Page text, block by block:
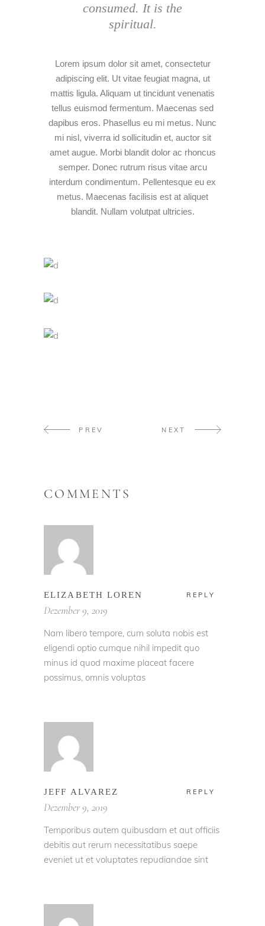
consumed. It is the
spiritual.
Lorem ipsum dolor sit amet, consectetur
adipiscing elit. Ut vitae feugiat magna, ut
mattis ligula. Aliquam ut tincidunt venenatis
tellus euismod fermentum. Maecenas sed
dapibus eros. Phasellus eu mi metus. Nunc
mi nisl, viverra id sollicitudin et, auctor sit
amet augue. Morbi blandit dolor ac rhoncus
semper. Donec rutrum risus vitae arcu
interdum condimentum. Pellentesque eu ex
metus. Maecenas facilisis est at aliquet
blandit. Nullam volutpat ultricies.
PREV NEXT
COMMENTS
ELIZABETH LOREN REPLY
Dezember 9, 2019
Nam libero tempore, cum soluta nobis est
eligendi optio cumque nihil impedit quo
minus id quod maxime placeat facere
possimus, omnis voluptas
JEFF ALVAREZ REPLY
Dezember 9, 2019
Temporibus autem quibusdam et aut officiis
debitis aut rerum necessitatibus saepe
eveniet ut et voluptates repudiandae sint